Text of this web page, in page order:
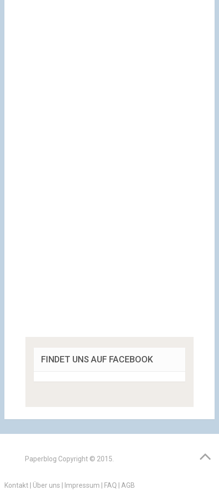
FINDET UNS AUF FACEBOOK
Paperblog Copyright © 2015.
Kontakt| Über uns Impressum FAQ AGB